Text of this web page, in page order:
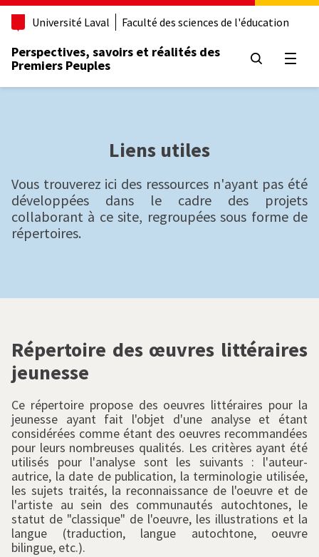
A
u
Université Laval Faculté des sciences de l'éducation
Perspectives, savoirs et réalités des
Premiers Peuples
Liens utiles
Vous trouverez ici des ressources n'ayant pas été
développées dans le cadre des projets
collaborant à ce site, regroupées sous forme de
répertoires.
Répertoire des œuvres littéraires
jeunesse
Ce répertoire propose des oeuvres littéraires pour la
jeunesse ayant fait l'objet d'une analyse et étant
considérées comme étant des oeuvres recommandées
pour leurs nombreuses qualités. Les critères ayant été
utilisés pour l'analyse sont les suivants : l'auteur-
autrice, la date de publication, la terminologie utilisée,
les sujets traités, la reconnaissance de l'oeuvre et de
l'artiste au sein des communautés autochtones, le
statut de "classique" de l'oeuvre, les illustrations et la
langue (traduction, langue autochtone, oeuvre
bilingue, etc.).